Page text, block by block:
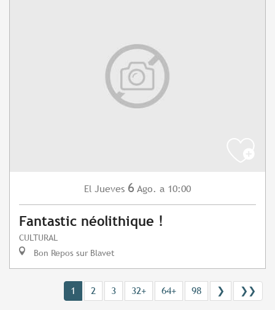
El Jueves 6 Ago. a 10:00
Fantastic néolithique !
CULTURAL
Bon Repos sur Blavet
1 2 3 32+ 64+ 98 ❯ ❯❯